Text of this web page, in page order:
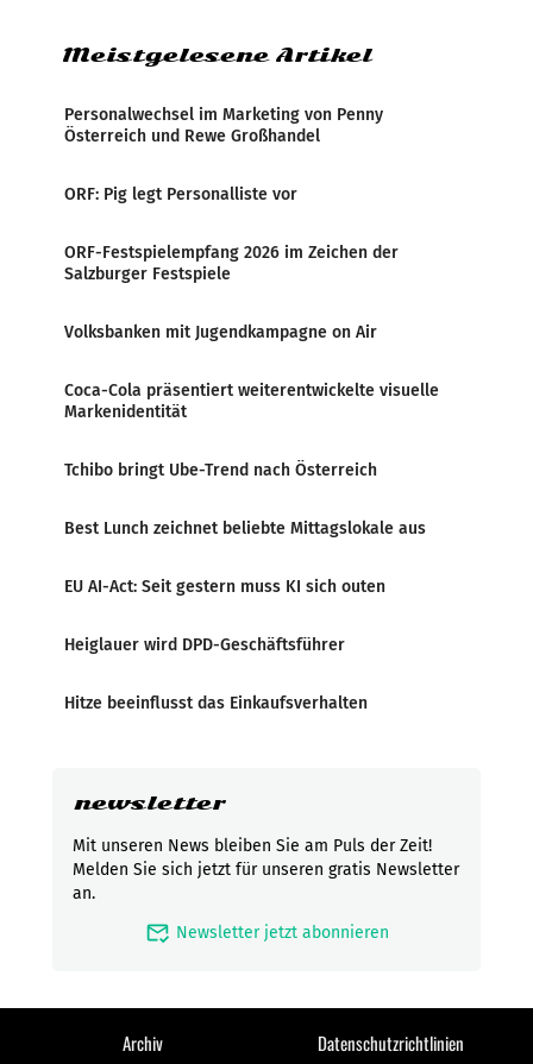
Meistgelesene Artikel
Personalwechsel im Marketing von Penny
Österreich und Rewe Großhandel
ORF: Pig legt Personalliste vor
ORF-Festspielempfang 2026 im Zeichen der
Salzburger Festspiele
Volksbanken mit Jugendkampagne on Air
Coca-Cola präsentiert weiterentwickelte visuelle
Markenidentität
Tchibo bringt Ube-Trend nach Österreich
Best Lunch zeichnet beliebte Mittagslokale aus
EU AI-Act: Seit gestern muss KI sich outen
Heiglauer wird DPD-Geschäftsführer
Hitze beeinflusst das Einkaufsverhalten
newsletter
Mit unseren News bleiben Sie am Puls der Zeit!
Melden Sie sich jetzt für unseren gratis Newsletter
an.
mark_email_read Newsletter jetzt abonnieren
Archiv Datenschutzrichtlinien